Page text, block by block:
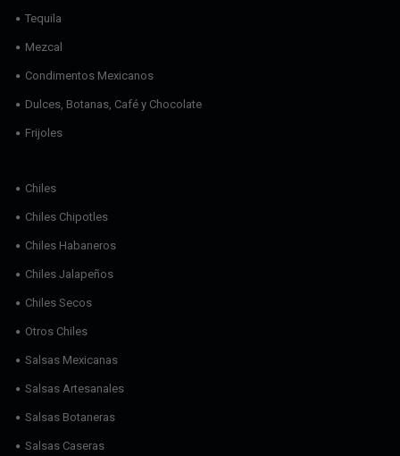
Tequila
Mezcal
Condimentos Mexicanos
Dulces, Botanas, Café y Chocolate
Frijoles
Chiles
Chiles Chipotles
Chiles Habaneros
Chiles Jalapeños
Chiles Secos
Otros Chiles
Salsas Mexicanas
Salsas Artesanales
Salsas Botaneras
Salsas Caseras